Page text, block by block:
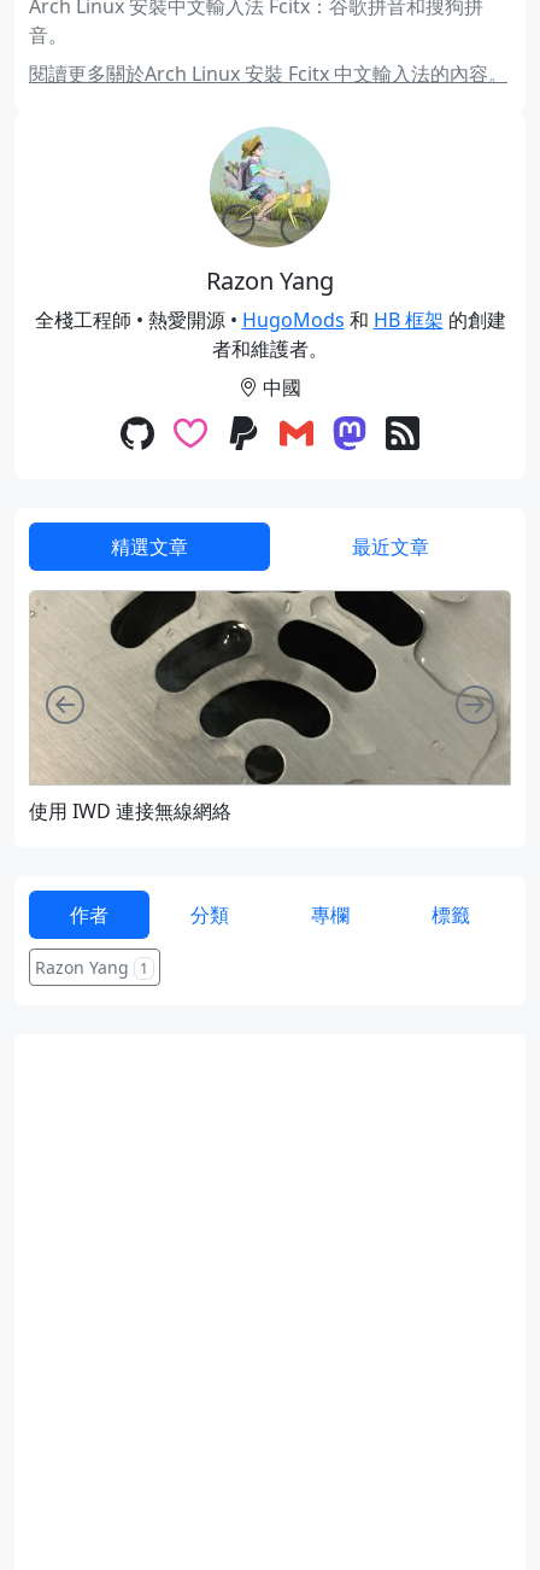
Arch Linux 安裝中文輸入法 Fcitx：谷歌拼音和搜狗拼
音。
閱讀更多關於Arch Linux 安裝 Fcitx 中文輸入法的內容。
Razon Yang
全棧工程師 • 熱愛開源 • HugoMods 和 HB 框架 的創建
者和維護者。
中國
精選文章 最近文章
使用 IWD 連接無線網絡
向左 向右
作者 分類 專欄 標籤
Razon Yang 1